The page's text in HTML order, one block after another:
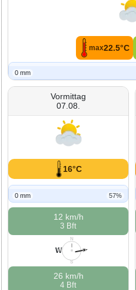
max22.5°C
0 mm
Vormittag
07.08.
16°C
0 mm 57%
12 km/h
3 Bft
N
O
S
W
W
26 km/h
4 Bft